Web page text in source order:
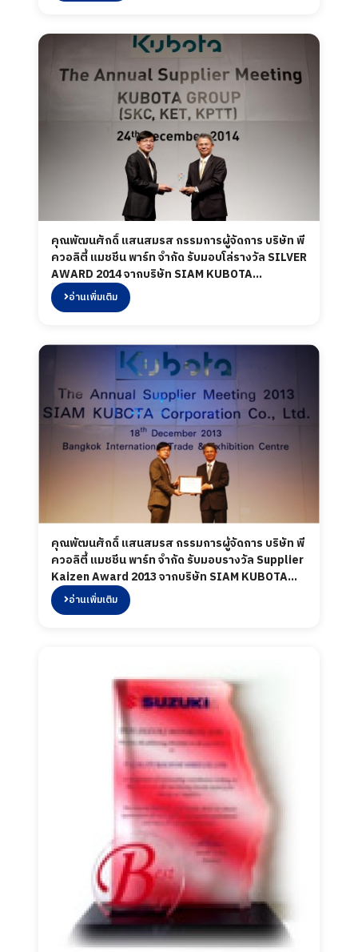
คุณพัฒนศักดิ์ แสนสมรส กรรมการผู้จัดการ บริษัท พี
ควอลิตี้ แมชชีน พาร์ท จำกัด รับมอบโล่รางวัล SILVER
AWARD 2014 จากบริษัท SIAM KUBOTA
Corporation Co., Ltd.
อ่านเพิ่มเติม
คุณพัฒนศักดิ์ แสนสมรส กรรมการผู้จัดการ บริษัท พี
ควอลิตี้ แมชชีน พาร์ท จำกัด รับมอบรางวัล Supplier
Kaizen Award 2013 จากบริษัท SIAM KUBOTA
Corporation Co., Ltd.
อ่านเพิ่มเติม